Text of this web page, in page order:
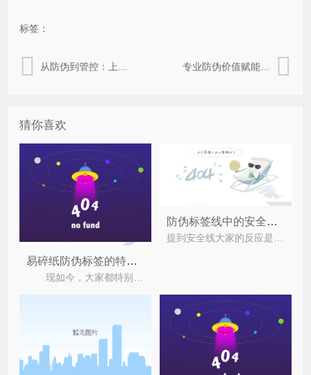
标签：
从防伪到管控：上海尚源新一代防伪技术方案 专业防伪价值赋能：上海尚源守护品牌长效发展
猜你喜欢
易碎纸防伪标签的特点来袭
现如今，大家都特别喜欢说谁谁谁又玻璃心了，玻璃易碎，因此，用它来比喻人的一种情绪，但是玻璃还可以
防伪标签线中的安全线都有哪些呢？